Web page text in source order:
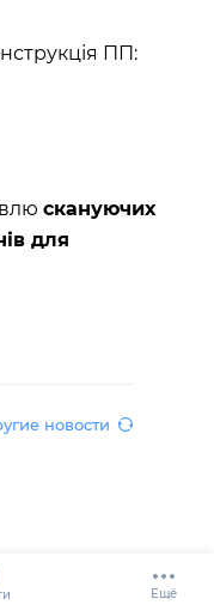
ПП:
скануючих
для
новости
Ещё